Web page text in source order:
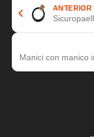
ANTERIOR
Manici con manico